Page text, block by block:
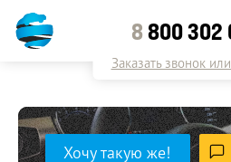
8800 302
Заказать звонок
Хочу такую же!